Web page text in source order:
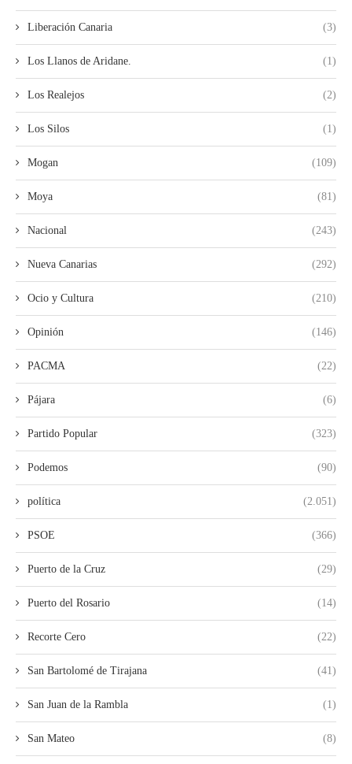
Liberación Canaria (3)
Los Llanos de Aridane. (1)
Los Realejos (2)
Los Silos (1)
Mogan (109)
Moya (81)
Nacional (243)
Nueva Canarias (292)
Ocio y Cultura (210)
Opinión (146)
PACMA (22)
Pájara (6)
Partido Popular (323)
Podemos (90)
política (2.051)
PSOE (366)
Puerto de la Cruz (29)
Puerto del Rosario (14)
Recorte Cero (22)
San Bartolomé de Tirajana (41)
San Juan de la Rambla (1)
San Mateo (8)